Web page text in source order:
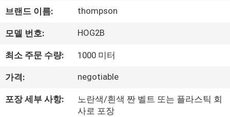
회
사
소
개
공
브랜드 이름: thompson
모델 번호: HOG2B
최소 주문 수량: 1000 미터
가격: negotiable
포장 세부 사항:
노란색/흰색 짠 벨트 또는 플라스틱 회
사로 포장